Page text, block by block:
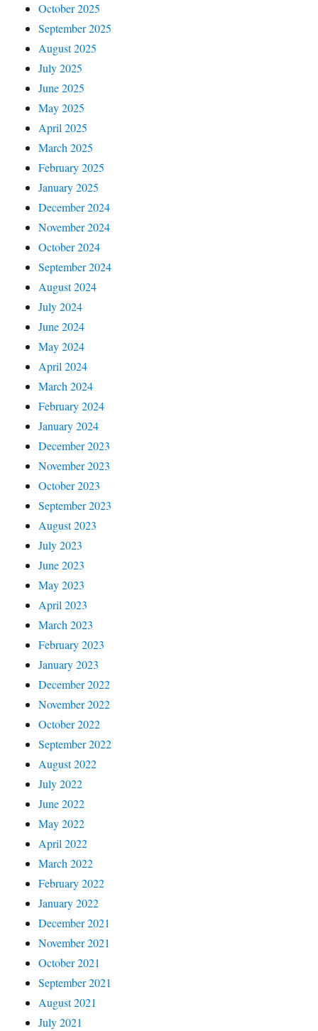
October 2025
September 2025
August 2025
July 2025
June 2025
May 2025
April 2025
March 2025
February 2025
January 2025
December 2024
November 2024
October 2024
September 2024
August 2024
July 2024
June 2024
May 2024
April 2024
March 2024
February 2024
January 2024
December 2023
November 2023
October 2023
September 2023
August 2023
July 2023
June 2023
May 2023
April 2023
March 2023
February 2023
January 2023
December 2022
November 2022
October 2022
September 2022
August 2022
July 2022
June 2022
May 2022
April 2022
March 2022
February 2022
January 2022
December 2021
November 2021
October 2021
September 2021
August 2021
July 2021